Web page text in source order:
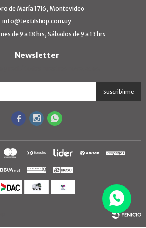
de María 1716, Montevideo
info@textilshop.com.uy
de 9 a 18 hrs, Sábados de 9 a 13 hrs
Newsletter
Suscribirme
  